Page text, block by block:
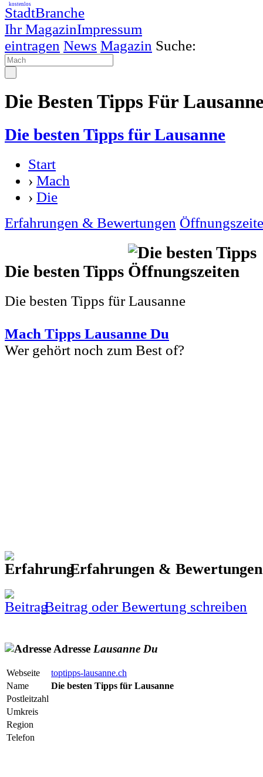
StadtBranche
Ihr MagazinImpressum
kostenlos
eintragen News Magazin Suche:
Die Besten Tipps Für
Die besten Tipps für Lausanne
Start
› Mach
› Die
Erfahrungen & Bewertungen
Die besten Tipps
Die besten Tipps für Lausanne
Mach Tipps Lausanne Du
Wer gehört noch zum Best of?
Erfahrungen &
Beitrag oder Bewertung schreiben
Adresse Lausanne Du
Webseite
toptipps-lausanne.ch
Name
Die besten Tipps für Lausanne
Postleitzahl
Umkreis
Region
Telefon